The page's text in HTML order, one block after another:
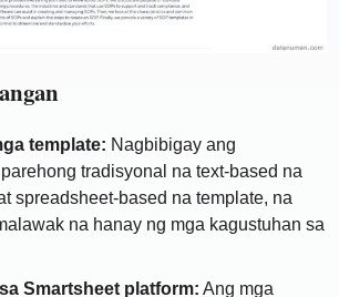
template: Nagbibigay ang
tradisyonal na text-based na
spreadsheet-based na template, na
na hanay ng mga kagustuhan sa
Smartsheet platform: Ang mga